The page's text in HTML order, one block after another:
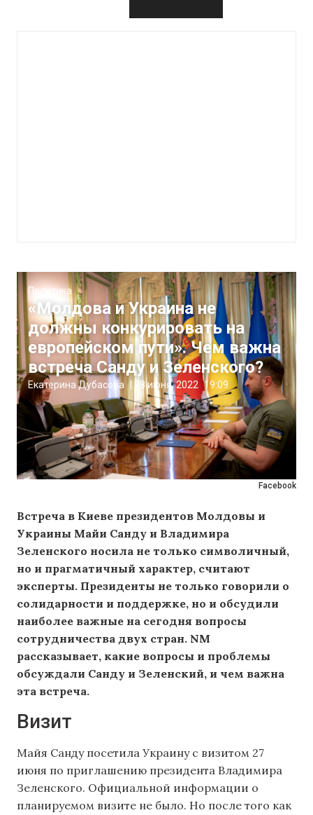
Facebook
Политика
«Молдова и Украина не
должны конкурировать на
европейском пути». Чем важна
встреча Санду и Зеленского?
Екатерина Дубасова 28 июня, 2022 19:09
Встреча в Киеве президентов Молдовы и
Украины Майи Санду и Владимира
Зеленского носила не только символичный,
но и прагматичный характер, считают
эксперты. Президенты не только говорили о
солидарности и поддержке, но и обсудили
наиболее важные на сегодня вопросы
сотрудничества двух стран. NM
рассказывает, какие вопросы и проблемы
обсуждали Санду и Зеленский, и чем важна
эта встреча.
Визит
Майя Санду посетила Украину с визитом 27
июня по приглашению президента Владимира
Зеленского. Официальной информации о
планируемом визите не было. Но после того как